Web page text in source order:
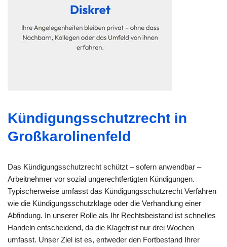
Kündigungsschutzrecht in
Großkarolinenfeld
Das Kündigungsschutzrecht schützt – sofern anwendbar –
Arbeitnehmer vor sozial ungerechtfertigten Kündigungen.
Typischerweise umfasst das Kündigungsschutzrecht Verfahren
wie die Kündigungsschutzklage oder die Verhandlung einer
Abfindung. In unserer Rolle als Ihr Rechtsbeistand ist schnelles
Handeln entscheidend, da die Klagefrist nur drei Wochen
umfasst. Unser Ziel ist es, entweder den Fortbestand Ihrer